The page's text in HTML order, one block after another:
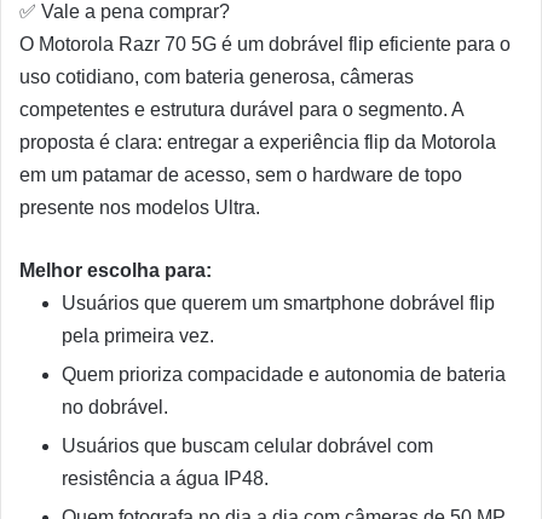
✅ Vale a pena comprar?
O Motorola Razr 70 5G é um dobrável flip eficiente para o
uso cotidiano, com bateria generosa, câmeras
competentes e estrutura durável para o segmento. A
proposta é clara: entregar a experiência flip da Motorola
em um patamar de acesso, sem o hardware de topo
presente nos modelos Ultra.
Melhor escolha para:
Usuários que querem um smartphone dobrável flip
pela primeira vez.
Quem prioriza compacidade e autonomia de bateria
no dobrável.
Usuários que buscam celular dobrável com
resistência a água IP48.